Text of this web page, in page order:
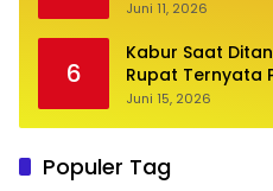
Optimal
Juni 11, 2026
6
Kabur Saat
Rupat Ternyata
Juni 15, 2026
Populer Tag